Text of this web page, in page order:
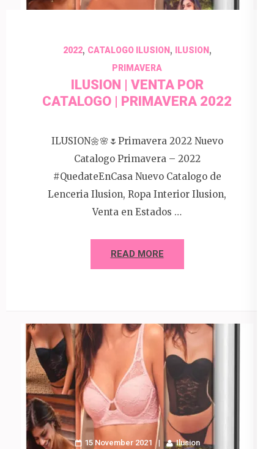
2022, CATALOGO ILUSION, ILUSION,
PRIMAVERA
ILUSION | VENTA POR
CATALOGO | PRIMAVERA 2022
ILUSION🌼🌸🌷Primavera 2022 Nuevo
Catalogo Primavera – 2022
#QuedateEnCasa Nuevo Catalogo de
Lenceria Ilusion, Ropa Interior Ilusion,
Venta en Estados …
READ MORE
15 November 2021 Ilusion